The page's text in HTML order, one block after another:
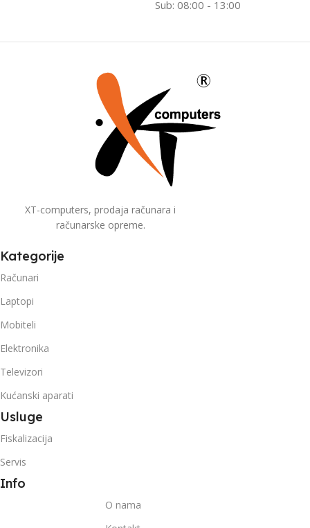
Sub: 08:00 - 13:00
XT-computers, prodaja računara i
računarske opreme.
Kategorije
Računari
Laptopi
Mobiteli
Elektronika
Televizori
Kućanski aparati
Usluge
Fiskalizacija
Servis
Info
O nama